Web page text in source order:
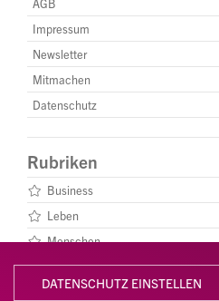
AGB
Impressum
Newsletter
Mitmachen
Datenschutz
Rubriken
Business
Leben
Menschen
DATENSCHUTZ EINSTELLEN